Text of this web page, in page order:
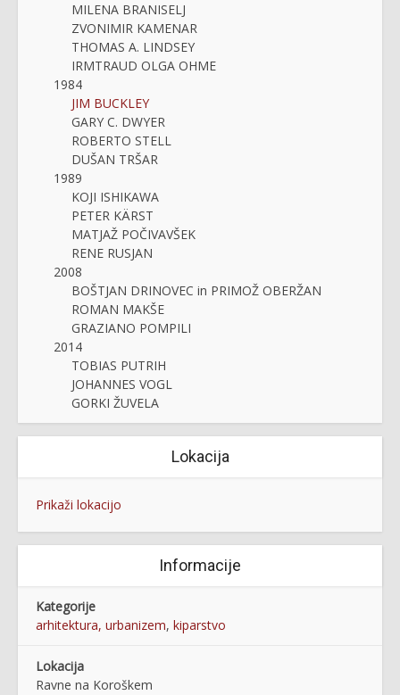
MILENA BRANISELJ
ZVONIMIR KAMENAR
THOMAS A. LINDSEY
IRMTRAUD OLGA OHME
1984
JIM BUCKLEY
GARY C. DWYER
ROBERTO STELL
DUŠAN TRŠAR
1989
KOJI ISHIKAWA
PETER KÄRST
MATJAŽ POČIVAVŠEK
RENE RUSJAN
2008
BOŠTJAN DRINOVEC in PRIMOŽ OBERŽAN
ROMAN MAKŠE
GRAZIANO POMPILI
2014
TOBIAS PUTRIH
JOHANNES VOGL
GORKI ŽUVELA
Lokacija
Prikaži lokacijo
Informacije
Kategorije
arhitektura, urbanizem, kiparstvo
Lokacija
Ravne na Koroškem